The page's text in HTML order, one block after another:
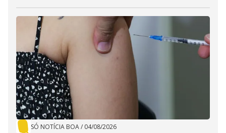
SÓ NOTÍCIA BOA/ 04/08/2026